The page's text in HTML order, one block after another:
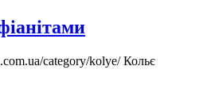
category/kolye/Кольє